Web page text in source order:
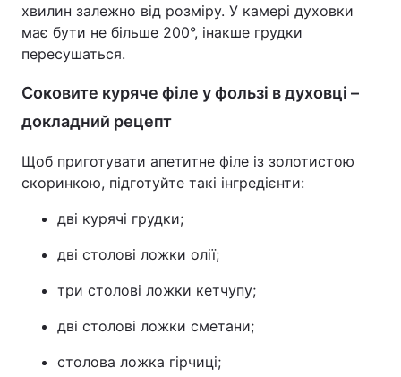
хвилин залежно від розміру. У камері духовки
має бути не більше 200°, інакше грудки
пересушаться.
Соковите куряче філе у фользі в духовці –
докладний рецепт
Щоб приготувати апетитне філе із золотистою
скоринкою, підготуйте такі інгредієнти:
дві курячі грудки;
дві столові ложки олії;
три столові ложки кетчупу;
дві столові ложки сметани;
столова ложка гірчиці;